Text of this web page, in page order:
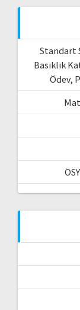
Standart
Basıklık
Ödev,